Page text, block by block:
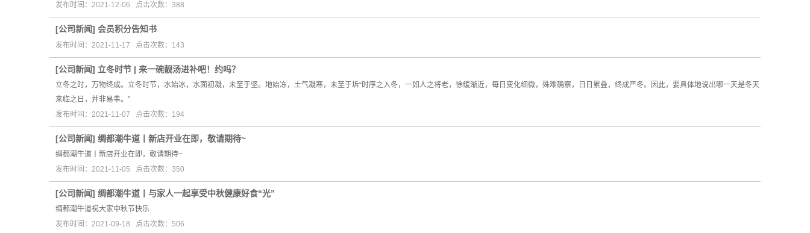
发布时间：2021-12-06 点击次数：388
[公司新闻] 会员积分告知书
发布时间：2021-11-17 点击次数：143
[公司新闻] 立冬时节 | 来一碗靓汤进补吧！约吗？
立冬之时，万物终成。立冬时节，水始冰，水面初凝，未至于坚。地始冻，土气凝寒，未至于坼“时序之入冬，一如人之将老，徐缓渐近，每日变化细微，殊难确察，日日累叠，终成严冬。因此，要具体地说出哪一天是冬天
来临之日，并非易事。”
发布时间：2021-11-07 点击次数：194
[公司新闻] 绸都潮牛道丨新店开业在即，敬请期待~
绸都潮牛道丨新店开业在即，敬请期待~
发布时间：2021-11-05 点击次数：350
[公司新闻] 绸都潮牛道丨与家人一起享受中秋健康好食“光”
绸都潮牛道祝大家中秋节快乐
发布时间：2021-09-18 点击次数：506